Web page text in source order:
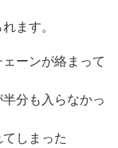
ます。
ーンが絡まって
分も入らなかっ
しまった